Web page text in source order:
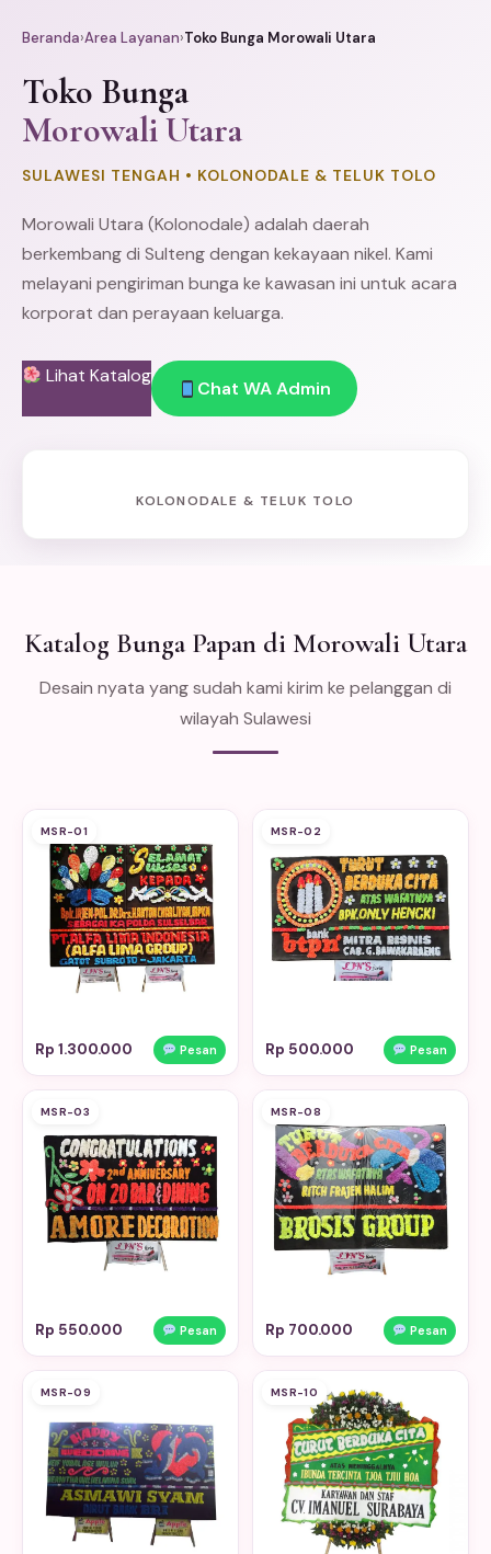
Beranda›Area Layanan›Toko Bunga Morowali Utara
Toko Bunga
Morowali Utara
SULAWESI TENGAH • KOLONODALE & TELUK TOLO
Morowali Utara (Kolonodale) adalah daerah
berkembang di Sulteng dengan kekayaan nikel. Kami
melayani pengiriman bunga ke kawasan ini untuk acara
korporat dan perayaan keluarga.
Lihat Katalog
Chat WA Admin
KOLONODALE & TELUK TOLO
Katalog Bunga Papan di Morowali Utara
Desain nyata yang sudah kami kirim ke pelanggan di
wilayah Sulawesi
MSR-01
Rp 1.300.000 Pesan
MSR-02
Rp 500.000 Pesan
MSR-03
Rp 550.000 Pesan
MSR-08
Rp 700.000 Pesan
MSR-09 MSR-10